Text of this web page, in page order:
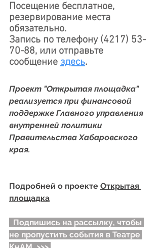
Посещение бесплатное,
резервирование места
обязательно.
Запись по телефону (4217) 53-
70-88, или отправьте
сообщение здесь.
Проект "Открытая площадка"
реализуется при финансовой
поддержке Главного управления
внутренней политики
Правительства Хабаровского
края.
Подробней о проекте Открытая
площадка
Подпишись на рассылку, чтобы
не пропустить события в Театре